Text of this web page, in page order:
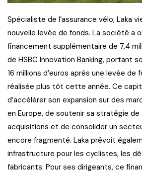
Spécialiste de l’assurance vélo, Laka
nouvelle levée de fonds. La société a
financement supplémentaire de 7,4
de HSBC Innovation Banking, portant
16 millions d’euros après une levée de
réalisée plus tôt cette année. Ce
d’accélérer son expansion sur des
en Europe, de soutenir sa stratégie
acquisitions et de consolider un
encore fragmenté. Laka prévoit
infrastructure pour les cyclistes, les
fabricants. Pour ses dirigeants, ce